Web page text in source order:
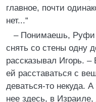
главное, почти
нет...“
– Понимаешь, Руфи
снять со стены одну
рассказывал Игорь. –
ей расставаться с
деваться-то некуда.
нее здесь, в